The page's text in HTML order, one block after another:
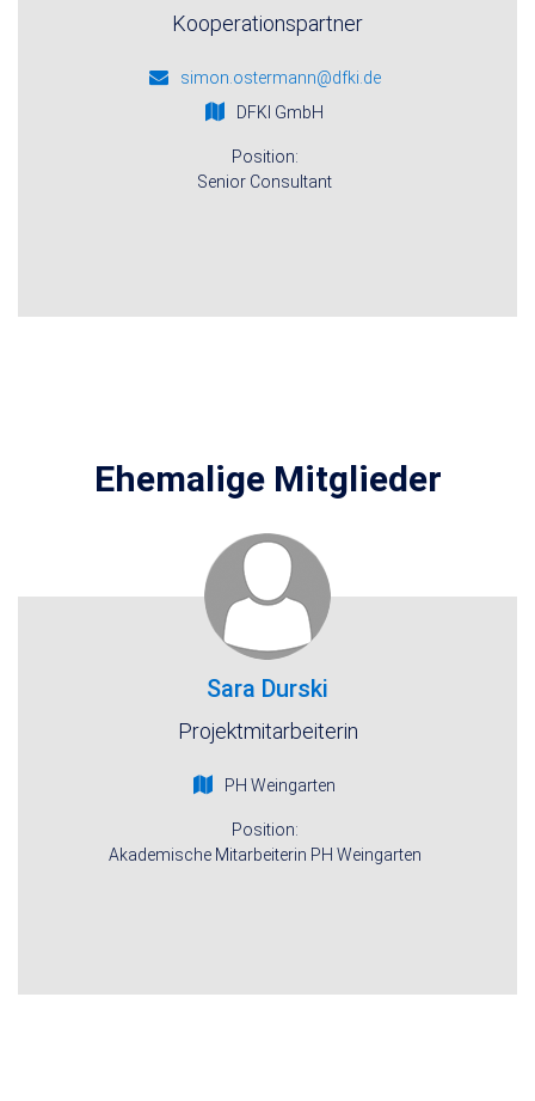
Kooperationspartner
simon.ostermann@dfki.de
DFKI GmbH
Position:
Senior Consultant
Ehemalige Mitglieder
Sara Durski
Projektmitarbeiterin
PH Weingarten
Position:
Akademische Mitarbeiterin PH Weingarten